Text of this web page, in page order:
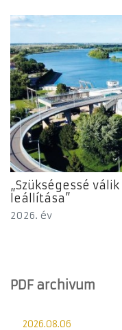
„Szükségessé
leállítása”
2026. év
PDF archivum
2026.08.06